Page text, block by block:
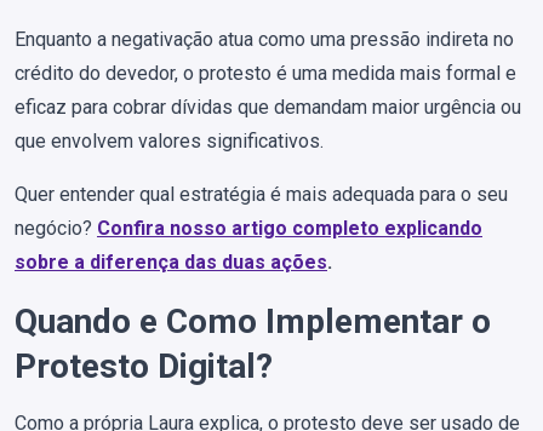
Enquanto a negativação atua como uma pressão indireta no
crédito do devedor, o protesto é uma medida mais formal e
eficaz para cobrar dívidas que demandam maior urgência ou
que envolvem valores significativos.
Quer entender qual estratégia é mais adequada para o seu
negócio? Confira nosso artigo completo explicando
sobre a diferença das duas ações.
Quando e Como Implementar o
Protesto Digital?
Como a própria Laura explica, o protesto deve ser usado de